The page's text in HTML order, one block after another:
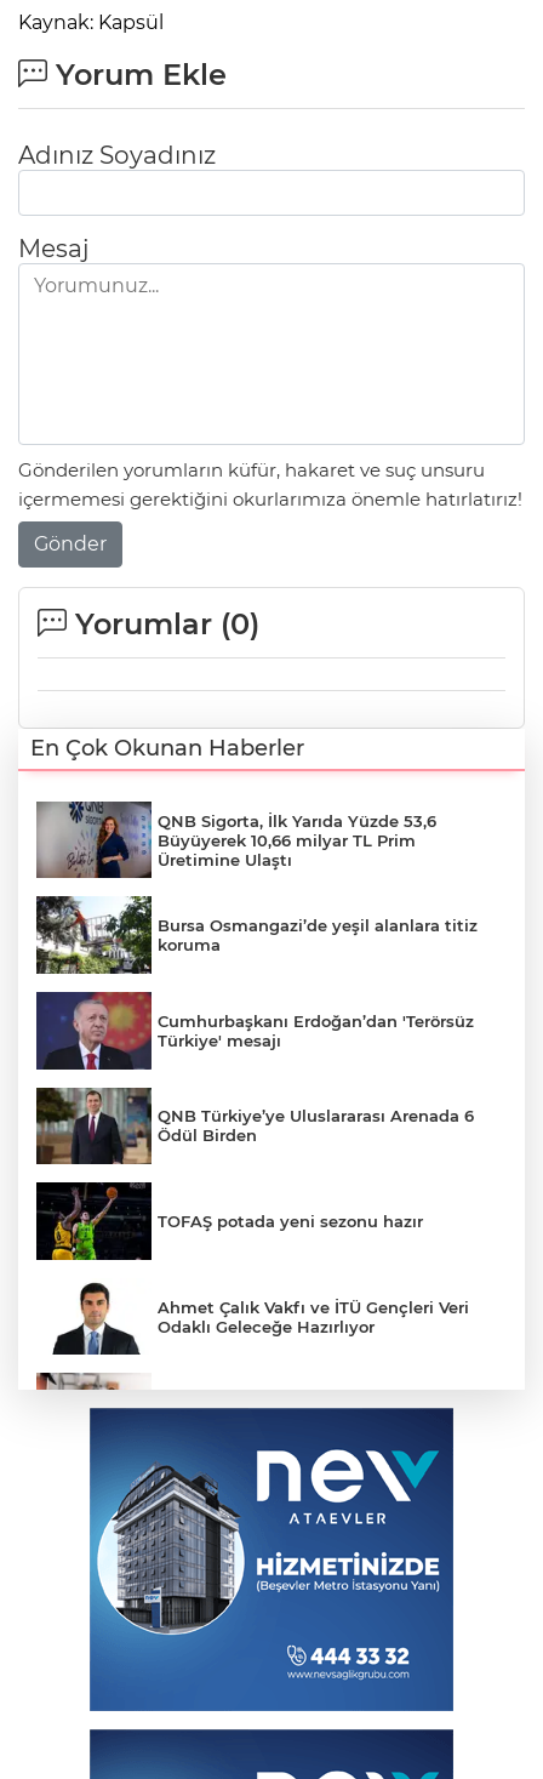
Kaynak: Kapsül
Yorum Ekle
Adınız Soyadınız
Mesaj
Gönderilen yorumların küfür, hakaret ve suç unsuru
içermemesi gerektiğini okurlarımıza önemle hatırlatırız!
Gönder
Yorumlar (0)
En Çok Okunan Haberler
QNB Sigorta, İlk Yarıda Yüzde 53,6
Büyüyerek 10,66 milyar TL Prim
Üretimine Ulaştı
Bursa Osmangazi’de yeşil alanlara titiz
koruma
Cumhurbaşkanı Erdoğan’dan 'Terörsüz
Türkiye' mesajı
QNB Türkiye’ye Uluslararası Arenada 6
Ödül Birden
TOFAŞ potada yeni sezonu hazır
Ahmet Çalık Vakfı ve İTÜ Gençleri Veri
Odaklı Geleceğe Hazırlıyor
Emniyet'ten UYUMA çağrısı
Türkiye Kültür Yolu ikinci kez
Malatya'dan geçecek
Dünyanın Dört Bir Yanından Öğrencileri
Başladı